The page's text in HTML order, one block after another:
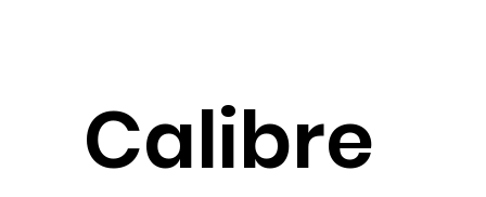
Calibre